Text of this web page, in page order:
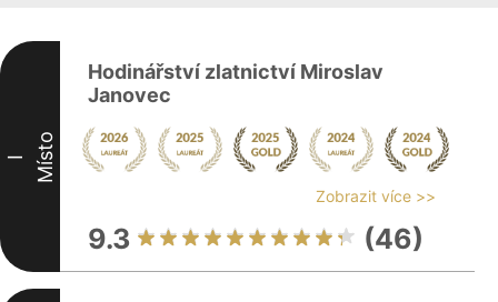
I Místo
Hodinářství zlatnictví Miroslav
Janovec
Zobrazit více >>
9.3 (46)